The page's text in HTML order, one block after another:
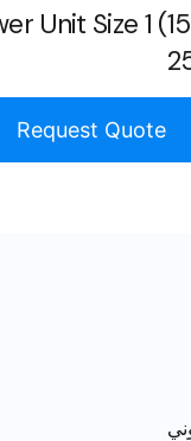
Unit Size 1
Request Quote